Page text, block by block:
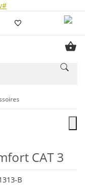
CAT 3
B